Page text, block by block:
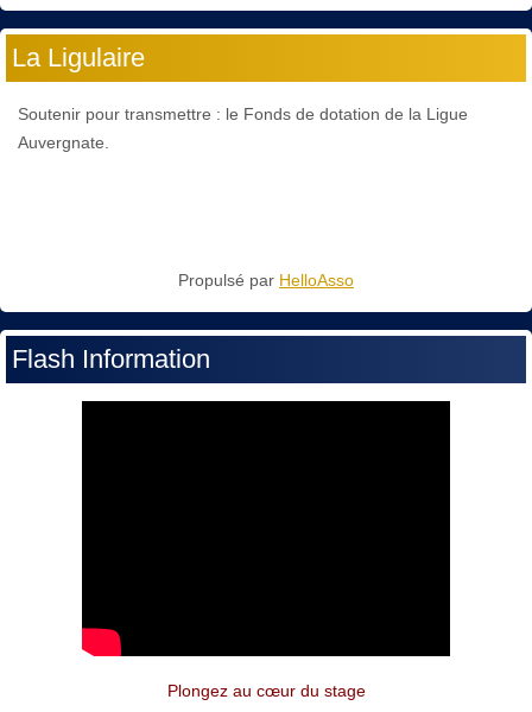
La Ligulaire
Soutenir pour transmettre : le Fonds de dotation de la Ligue
Auvergnate.
Propulsé par HelloAsso
Flash Information
Plongez au cœur du stage